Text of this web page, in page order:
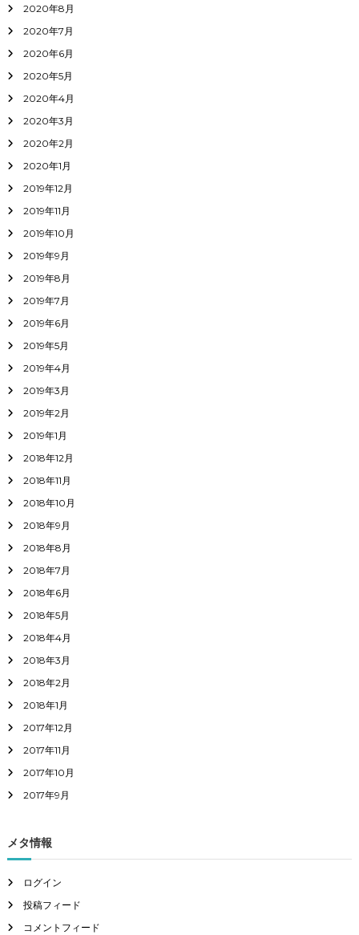
2020年8月
2020年7月
2020年6月
2020年5月
2020年4月
2020年3月
2020年2月
2020年1月
2019年12月
2019年11月
2019年10月
2019年9月
2019年8月
2019年7月
2019年6月
2019年5月
2019年4月
2019年3月
2019年2月
2019年1月
2018年12月
2018年11月
2018年10月
2018年9月
2018年8月
2018年7月
2018年6月
2018年5月
2018年4月
2018年3月
2018年2月
2018年1月
2017年12月
2017年11月
2017年10月
2017年9月
メタ情報
ログイン
投稿フィード
コメントフィード